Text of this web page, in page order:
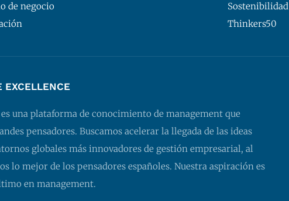
de negocio
Sostenibilidad
Thinkers50
EXCELLENCE
una plataforma de conocimiento de management que
pensadores. Buscamos acelerar la llegada de las ideas
globales más innovadores de gestión empresarial, al
lo mejor de los pensadores españoles. Nuestra aspiración es
en management.